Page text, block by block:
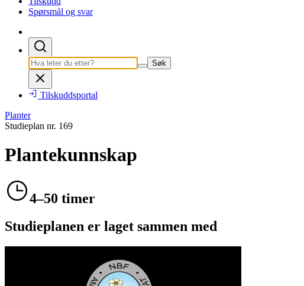
Spørsmål og svar
Søk
Tilskuddsportal
Planter
Studieplan nr. 169
Plantekunnskap
4–50 timer
Studieplanen er laget sammen med